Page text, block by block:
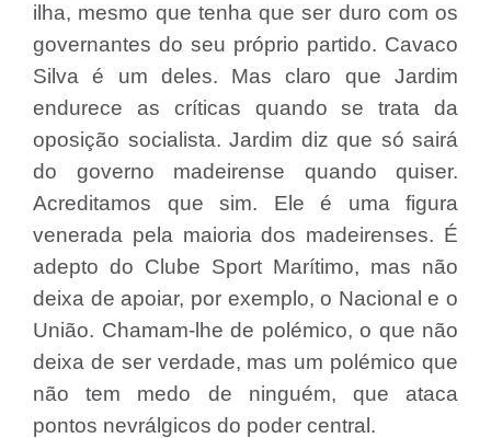
ilha, mesmo que tenha que ser duro com os
governantes do seu próprio partido. Cavaco
Silva é um deles. Mas claro que Jardim
endurece as críticas quando se trata da
oposição socialista. Jardim diz que só sairá
do governo madeirense quando quiser.
Acreditamos que sim. Ele é uma figura
venerada pela maioria dos madeirenses. É
adepto do Clube Sport Marítimo, mas não
deixa de apoiar, por exemplo, o Nacional e o
União. Chamam-lhe de polémico, o que não
deixa de ser verdade, mas um polémico que
não tem medo de ninguém, que ataca
pontos nevrálgicos do poder central.